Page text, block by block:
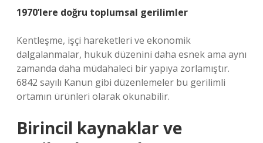
1970’lere doğru toplumsal gerilimler
Kentleşme, işçi hareketleri ve ekonomik
dalgalanmalar, hukuk düzenini daha esnek ama aynı
zamanda daha müdahaleci bir yapıya zorlamıştır.
6842 sayılı Kanun gibi düzenlemeler bu gerilimli
ortamın ürünleri olarak okunabilir.
Birincil kaynaklar ve